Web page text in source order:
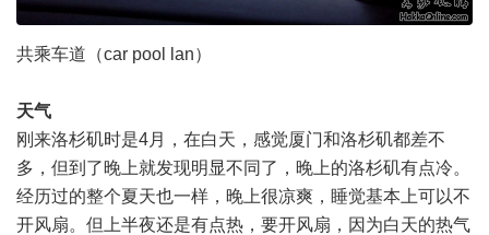
共乘车道（car pool lan）
天气
刚来洛杉矶时是4月，在白天，感觉厦门和洛杉矶都差不
多，但到了晚上就发现明显不同了，晚上的洛杉矶有点冷。
经历过的整个夏天也一样，晚上很凉爽，睡觉基本上可以不
开风扇。但上半夜还是有点热，要开风扇，因为白天的热气